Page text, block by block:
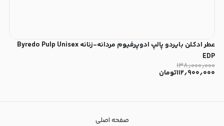
عطر ادکلن بایردو پالپ ادوپرفیوم مردانه-زنانه Byredo Pulp Unisex
EDP
۱۳۸٫۰۰۰٫۰۰۰
۱۱۲٫۹۰۰٫۰۰۰تومان
صفحه اصلی